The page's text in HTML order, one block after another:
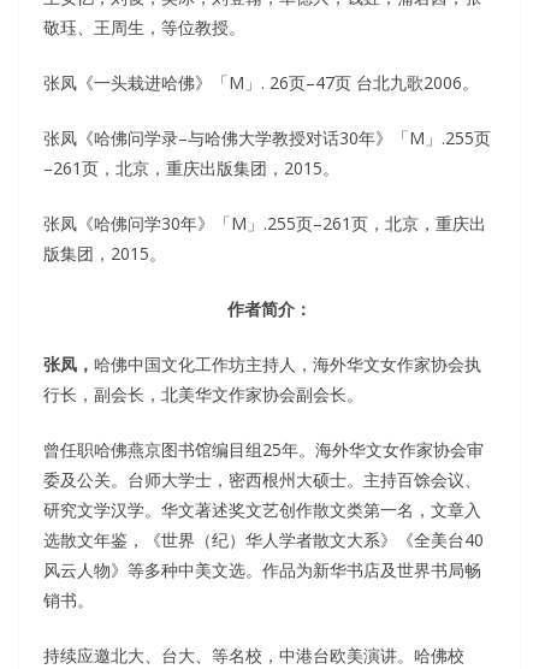
敬珏、王周生，等位教授。
张凤《一头栽进哈佛》「M」. 26页–47页 台北九歌2006。
张凤《哈佛问学录–与哈佛大学教授对话30年》「M」.255页
–261页，北京，重庆出版集团，2015。
张凤《哈佛问学30年》「M」.255页–261页，北京，重庆出
版集团，2015。
作者简介：
张凤， 哈佛中国文化工作坊主持人，海外华文女作家协会执
行长，副会长，北美华文作家协会副会长。
曾任职哈佛燕京图书馆编目组25年。海外华文女作家协会审
委及公关。台师大学士，密西根州大硕士。主持百馀会议、
研究文学汉学。华文著述奖文艺创作散文类第一名，文章入
选散文年鉴，《世界（纪）华人学者散文大系》《全美台40
风云人物》等多种中美文选。作品为新华书店及世界书局畅
销书。
持续应邀北大、台大、等名校，中港台欧美演讲。哈佛校